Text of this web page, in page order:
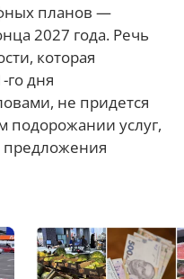
планов —
2027 года. Речь
которая
го дня
не придется
подорожании услуг,
предложения